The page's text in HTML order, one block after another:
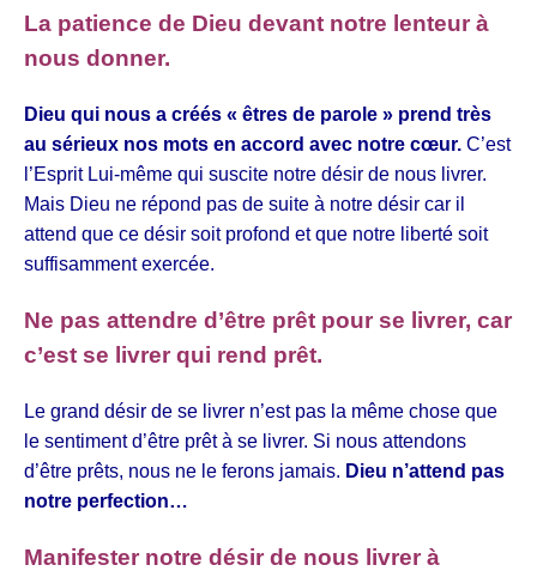
La patience de Dieu devant notre lenteur à
nous donner.
Dieu qui nous a créés « êtres de parole » prend très
au sérieux nos mots en accord avec notre cœur. C’est
l’Esprit Lui-même qui suscite notre désir de nous livrer.
Mais Dieu ne répond pas de suite à notre désir car il
attend que ce désir soit profond et que notre liberté soit
suffisamment exercée.
Ne pas attendre d’être prêt pour se livrer, car
c’est se livrer qui rend prêt.
Le grand désir de se livrer n’est pas la même chose que
le sentiment d’être prêt à se livrer. Si nous attendons
d’être prêts, nous ne le ferons jamais. Dieu n’attend pas
notre perfection…
Manifester notre désir de nous livrer à